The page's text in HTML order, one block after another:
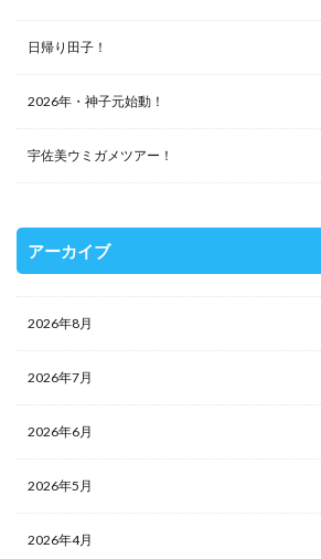
日帰り田子！
2026年・神子元始動！
宇佐美ウミガメツアー！
アーカイブ
2026年8月
2026年7月
2026年6月
2026年5月
2026年4月